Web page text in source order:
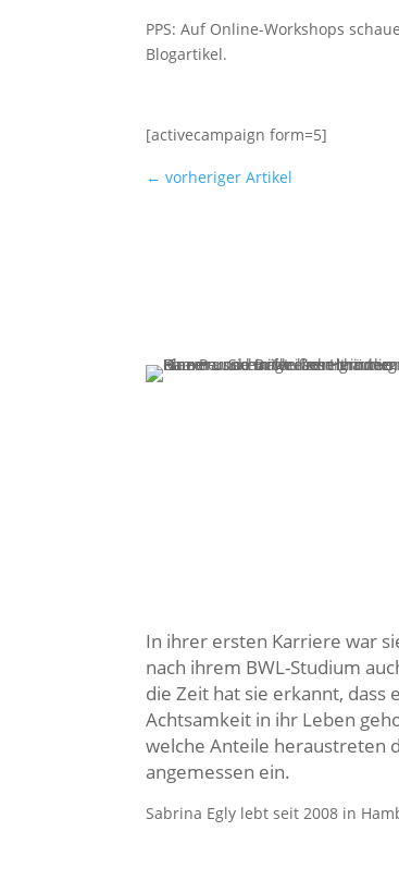
PPS: Auf Online-Workshops
Blogartikel.
[activecampaign form=5]
←vorheriger Artikel
In ihrer ersten Karriere war
nach ihrem BWL-Studium
die Zeit hat sie erkannt, dass
Achtsamkeit in ihr Leben
welche Anteile heraustreten
angemessen ein.
Sabrina Egly lebt seit 2008 in